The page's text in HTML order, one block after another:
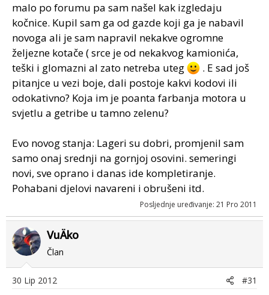
malo po forumu pa sam našel kak izgledaju
kočnice. Kupil sam ga od gazde koji ga je nabavil
novoga ali je sam napravil nekakve ogromne
željezne kotače ( srce je od nekakvog kamionića,
teški i glomazni al zato netreba uteg
. E sad još
pitanjce u vezi boje, dali postoje kakvi kodovi ili
odokativno? Koja im je poanta farbanja motora u
svjetlu a getribe u tamno zelenu?
Evo novog stanja: Lageri su dobri, promjenil sam
samo onaj srednji na gornjoj osovini. semeringi
novi, sve oprano i danas ide kompletiranje.
Pohabani djelovi navareni i obrušeni itd.
Posljednje uređivanje: 21 Pro 2011
VuÄko
Član
30 Lip 2012 #31